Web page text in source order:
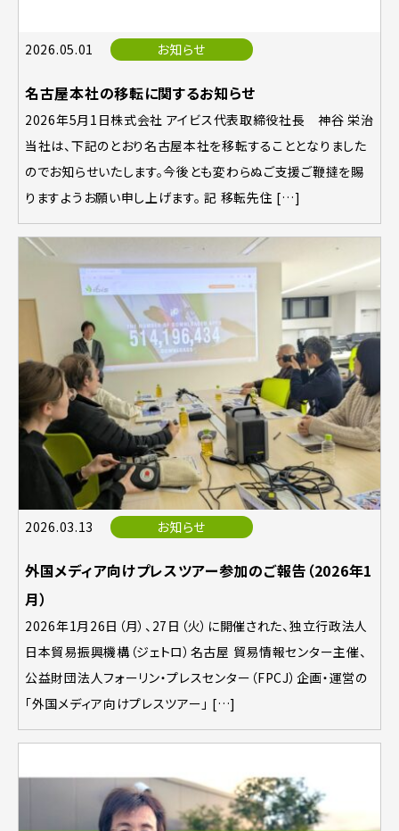
2026.05.01 お知らせ
名古屋本社の移転に関するお知らせ
2026年5月1日株式会社 アイビス代表取締役社長 神谷 栄治
当社は、下記のとおり名古屋本社を移転することとなりました
のでお知らせいたします。今後とも変わらぬご支援ご鞭撻を賜
りますようお願い申し上げます。 記 移転先住 […]
2026.03.13 お知らせ
外国メディア向けプレスツアー参加のご報告（2026年1
月）
2026年1月26日（月）、27日（火）に開催された、独立行政法人
日本貿易振興機構（ジェトロ）名古屋 貿易情報センター主催、
公益財団法人フォーリン・プレスセンター（FPCJ）企画・運営の
「外国メディア向けプレスツアー」 […]